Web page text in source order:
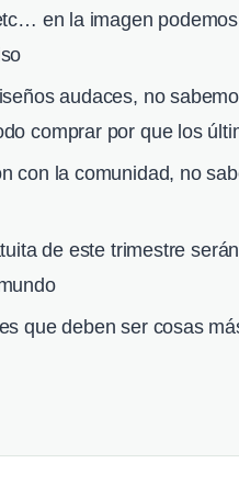
en la imagen
audaces, no
comprar por que los
con la comunidad, no
de este trimestre
que deben ser cosas